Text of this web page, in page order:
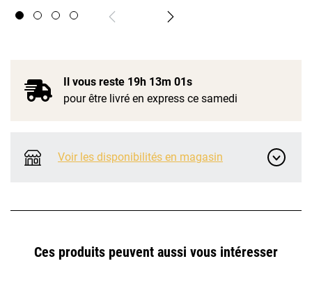
Il vous reste 19h 13m 00s
pour être livré en express ce samedi
Voir les disponibilités en magasin
Ces produits peuvent aussi vous intéresser